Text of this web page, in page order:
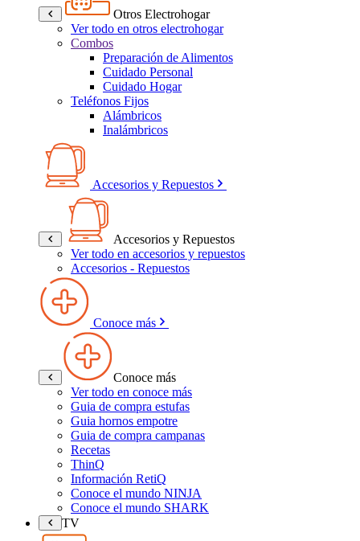
Otros Electrohogar
Ver todo en otros electrohogar
Combos
Preparación de Alimentos
Cuidado Personal
Cuidado Hogar
Teléfonos Fijos
Alámbricos
Inalámbricos
Accesorios y Repuestos
Accesorios y Repuestos
Ver todo en accesorios y repuestos
Accesorios - Repuestos
Conoce más
Conoce más
Ver todo en conoce más
Guia de compra estufas
Guia hornos empotre
Guia de compra campanas
Recetas
ThinQ
Información RetiQ
Conoce el mundo NINJA
Conoce el mundo SHARK
TV